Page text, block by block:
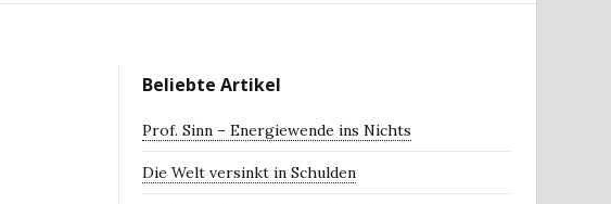
Beliebte Artikel
Prof. Sinn – Energiewende ins Nichts
Die Welt versinkt in Schulden